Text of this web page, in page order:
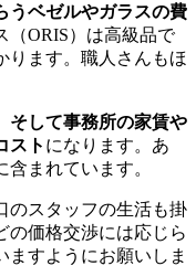
うベゼルやガラスの費
（ORIS）は高級品で
ります。職人さんもほ
そして事務所の家賃や
スト になります。あ
含まれています。
のスタッフの生活も掛
の価格交渉には応じら
ますようにお願いしま